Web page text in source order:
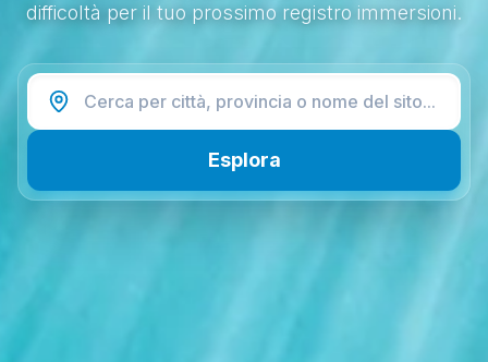
difficoltà per il tuo prossimo registro immersioni.
Esplora